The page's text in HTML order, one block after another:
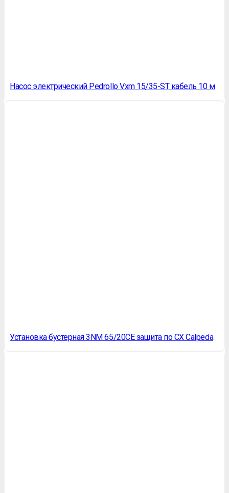
Насос электрический Pedrollo Vxm 15/35-ST кабель 10 м
Установка бустерная 3NM 65/20CE защита по СХ Calpeda